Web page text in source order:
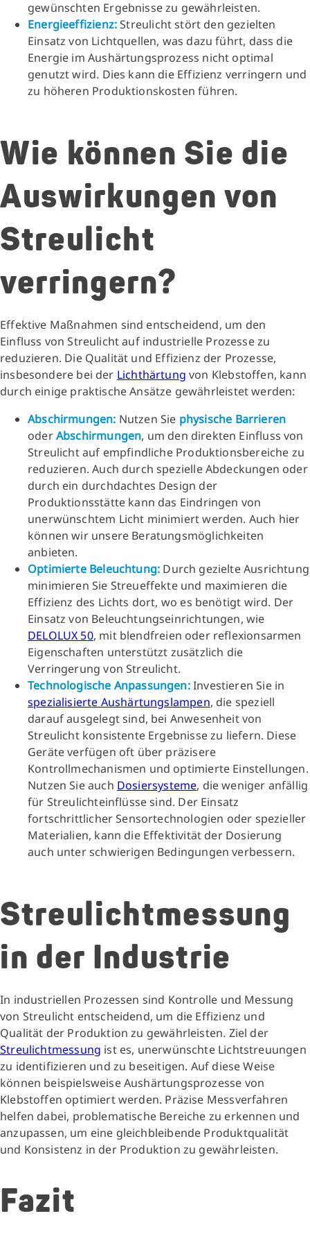
gewünschten Ergebnisse zu gewährleisten.
Energieeffizienz:Streulicht stört den gezielten
Einsatz von Lichtquellen, was dazu führt, dass die
Energie im Aushärtungsprozess nicht optimal
genutzt wird. Dies kann die Effizienz verringern und
zu höheren Produktionskosten führen.
Wie können Sie die
Auswirkungen von
Streulicht
verringern?
Effektive Maßnahmen sind entscheidend, um den
Einfluss von Streulicht auf industrielle Prozesse zu
reduzieren. Die Qualität und Effizienz der Prozesse,
insbesondere bei der Lichthärtung von Klebstoffen, kann
durch einige praktische Ansätze gewährleistet werden:
Abschirmungen: Nutzen Sie physische Barrieren
oderAbschirmungen, um den direkten Einfluss von
Streulicht auf empfindliche Produktionsbereiche zu
reduzieren. Auch durch spezielle Abdeckungen oder
durch ein durchdachtes Design der
Produktionsstätte kann das Eindringen von
unerwünschtem Licht minimiert werden. Auch hier
können wir unsere Beratungsmöglichkeiten
anbieten.
Optimierte Beleuchtung: Durch gezielte Ausrichtung
minimieren Sie Streueffekte und maximieren die
Effizienz des Lichts dort, wo es benötigt wird. Der
Einsatz von Beleuchtungseinrichtungen, wie
DELOLUX 50, mit blendfreien oder reflexionsarmen
Eigenschaften unterstützt zusätzlich die
Verringerung von Streulicht.
Technologische Anpassungen:Investieren Sie in
spezialisierte Aushärtungslampen, die speziell
darauf ausgelegt sind, bei Anwesenheit von
Streulicht konsistente Ergebnisse zu liefern. Diese
Geräte verfügen oft über präzisere
Kontrollmechanismen und optimierte Einstellungen.
Nutzen Sie auch Dosiersysteme, die weniger anfällig
für Streulichteinflüsse sind. Der Einsatz
fortschrittlicher Sensortechnologien oder spezieller
Materialien, kann die Effektivität der Dosierung
auch unter schwierigen Bedingungen verbessern.
Streulichtmessung
in der Industrie
In industriellen Prozessen sind Kontrolle und Messung
von Streulicht entscheidend, um die Effizienz und
Qualität der Produktion zu gewährleisten. Ziel der
Streulichtmessung ist es, unerwünschte Lichtstreuungen
zu identifizieren und zu beseitigen. Auf diese Weise
können beispielsweise Aushärtungsprozesse von
Klebstoffen optimiert werden. Präzise Messverfahren
helfen dabei, problematische Bereiche zu erkennen und
anzupassen, um eine gleichbleibende Produktqualität
und Konsistenz in der Produktion zu gewährleisten.
Fazit